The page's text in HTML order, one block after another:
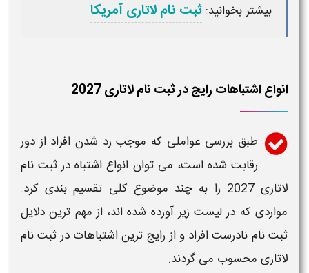
بیشتر بخوانید: ثبت نام لاتاری آمریکا
انواع اشتباهات رایج در ثبت نام لاتاری 2027
طبق بررسی عواملی که موجب رد شدن افراد از دور
رقابت شده است، می توان انواع اشتباه درثبت نام
لاتاری 2027
را به چند موضوع کلی تقسیم بندی کرد.
مواردی که در لیست زیر آورده شده اند، از مهم ترین دلایل
ثبت نام نادرست افراد و از رایج ترین اشتباهات درثبت نام
لاتاری محسوب می گردند.